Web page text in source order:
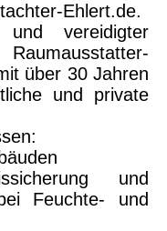
Ehlert.de.
vereidigter
über 30 Jahren
und private
und
Feuchte- und